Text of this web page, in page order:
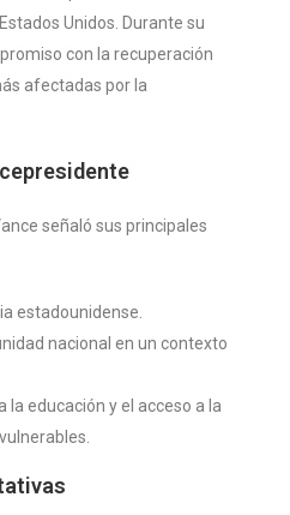
Unidos. Durante su
con la recuperación
afectadas por la
señaló sus principales
estadounidense.
nacional en un contexto
la educación y el acceso a la